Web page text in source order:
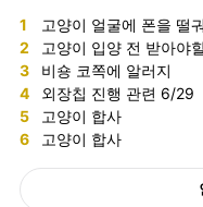
1 고양이 얼굴에 폰을 떨
2 고양이 입양 전 받아야
3 비숑 코쪽에 알러지
4 외장칩 진행 관련 6/29
5 고양이 합사
6 고양이 합사